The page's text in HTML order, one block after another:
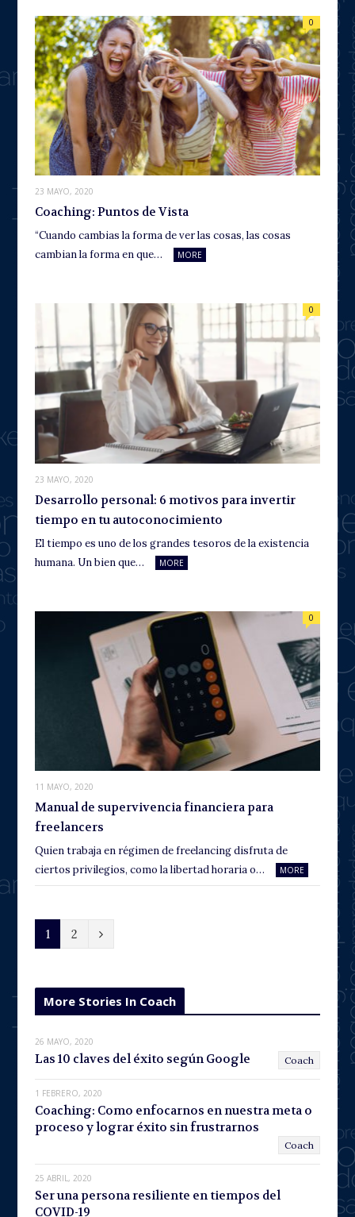
23 MAYO, 2020
0
Coaching: Puntos de Vista
“Cuando cambias la forma de ver las cosas, las cosas
cambian la forma en que…
MORE
23 MAYO, 2020
0
Desarrollo personal: 6 motivos para invertir
tiempo en tu autoconocimiento
El tiempo es uno de los grandes tesoros de la existencia
humana. Un bien que…
MORE
11 MAYO, 2020
0
Manual de supervivencia financiera para
freelancers
Quien trabaja en régimen de freelancing disfruta de
ciertos privilegios, como la libertad horaria o…
MORE
1 2
N
x
t
More Stories In Coach
26 MAYO, 2020
Las 10 claves del éxito según Google Coach
1 FEBRERO, 2020
Coaching: Como enfocarnos en nuestra meta o
proceso y lograr éxito sin frustrarnos
Coach
25 ABRIL, 2020
Ser una persona resiliente en tiempos del
COVID-19